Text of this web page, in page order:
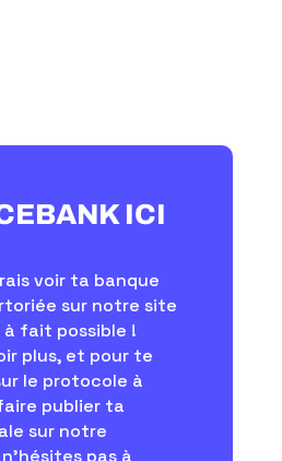
ICI
voir ta banque
sur notre site
à fait possible !
plus, et pour te
le protocole à
publier ta
sur notre